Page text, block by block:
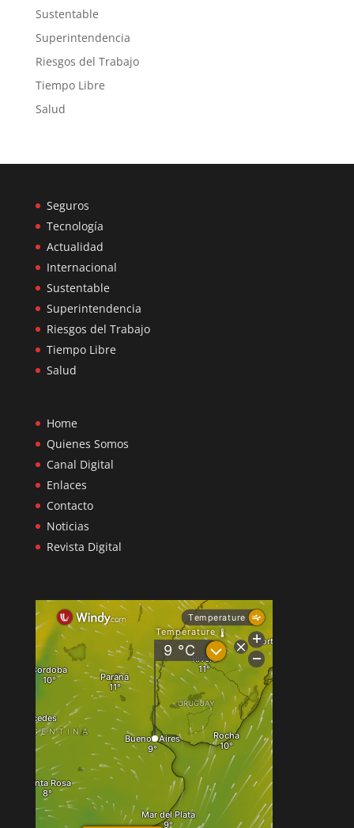
Sustentable
Superintendencia
Riesgos del Trabajo
Tiempo Libre
Salud
Seguros
Tecnología
Actualidad
Internacional
Sustentable
Superintendencia
Riesgos del Trabajo
Tiempo Libre
Salud
Home
Quienes Somos
Canal Digital
Enlaces
Contacto
Noticias
Revista Digital